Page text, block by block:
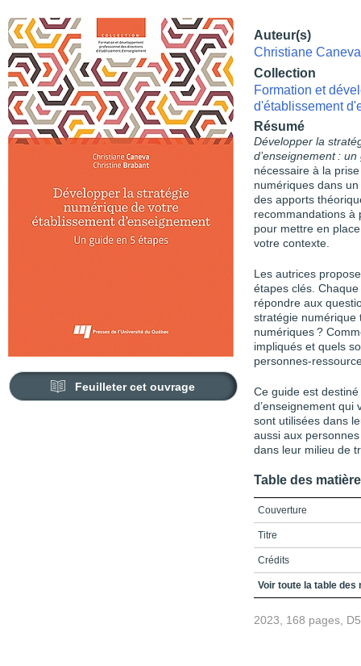
Feuilleter cet ouvrage
Auteur(s)
Christiane Caneva
Collection
Formation et
d'établissement
Résumé
Développer la
d’enseignement :
nécessaire à la
numériques dans
des apports
recommandations à
pour mettre en
votre contexte.
Les autrices
étapes clés.
répondre aux
stratégie numérique
numériques ?
impliqués et quels
personnes-
Ce guide est
d’enseignement qui
sont utilisées dans
aussi aux
dans leur milieu de
Table des
Couverture
Titre
Crédits
Table des matières
Voir toute la table des
2023, 168 pages,